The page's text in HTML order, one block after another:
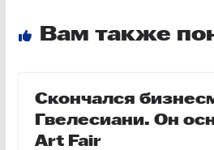
Вам также
Скончался
Гвелесиани. Он
Art Fair